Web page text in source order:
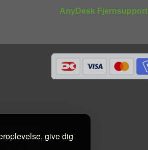
give dig
AnyDesk Fjernsupport